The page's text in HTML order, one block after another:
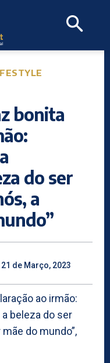
bonita
do ser
a
21 de Março, 2023
ao irmão:
beleza do ser
do mundo”,